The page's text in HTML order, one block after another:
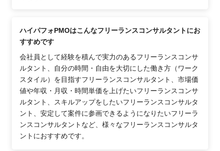
ハイパフォPMOはこんなフリーランスコンサルタントにお
すすめです
会社員として経験を積んで実力のあるフリーランスコンサ
ルタント、自分の時間・自由を大切にした働き方（ワーク
スタイル）を目指すフリーランスコンサルタント、市場価
値や年収・月収・時間単価を上げたいフリーランスコンサ
ルタント、スキルアップをしたいフリーランスコンサルタ
ント、安定して案件に参画できるようになりたいフリーラ
ンスコンサルタントなど、様々なフリーランスコンサルタ
ントにおすすめです。